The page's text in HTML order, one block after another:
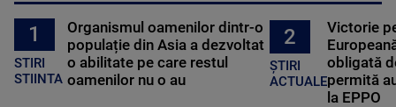
1
STIRI
STIINTA
Organismul oamenilor dintr-o
populație din Asia a dezvoltat
o abilitate pe care restul
oamenilor nu o au
2
ȘTIRI
ACTUALE
Victorie
obligată
permită
la EPPO